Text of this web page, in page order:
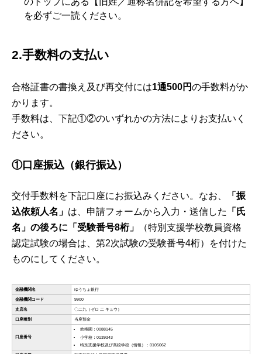
金融機関名
支店名 〇二九（ゼロ 二 キュウ）
口座種別
口座番号
幼稚園：0088145
口座名義
を必ずご一読ください。
2.手数料の支払い
合格証書の書換え及び再交付には1通500円の手数料がか
かります。
手数料は、下記①②のいずれかの方法によりお支払いく
ださい。
①口座振込（銀行振込）
交付手数料を下記口座にお振込みください。なお、
「振
込依頼人名」 は、申請フォームから入力・送信した
「氏
名」の後ろに「受験番号8桁」
（特別支援学校教員資格
認定試験の場合は、第2次試験の受験番号4桁）を付けた
ものにしてください。